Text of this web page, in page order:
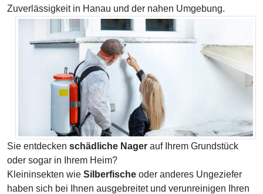
Zuverlässigkeit in Hanau und der nahen Umgebung.
Sie entdecken schädliche Nager auf Ihrem Grundstück
oder sogar in Ihrem Heim?
Kleininsekten wie Silberfische oder anderes Ungeziefer
haben sich bei Ihnen ausgebreitet und verunreinigen Ihren